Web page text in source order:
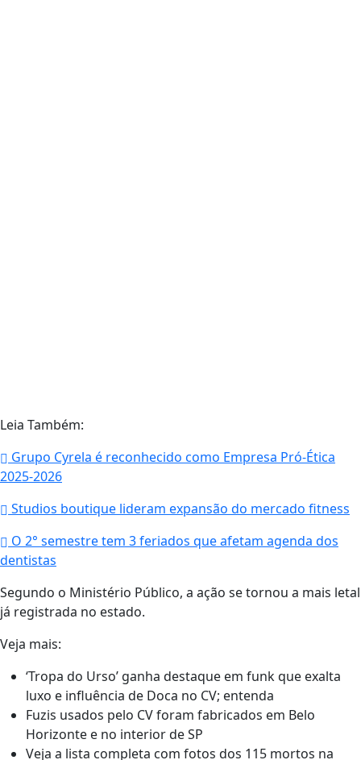
Leia Também:
Grupo Cyrela é reconhecido como Empresa Pró-Ética
2025-2026
Studios boutique lideram expansão do mercado fitness
O 2° semestre tem 3 feriados que afetam agenda dos
dentistas
Segundo o Ministério Público, a ação se tornou a mais letal
já registrada no estado.
Veja mais:
‘Tropa do Urso’ ganha destaque em funk que exalta
luxo e influência de Doca no CV; entenda
Fuzis usados pelo CV foram fabricados em Belo
Horizonte e no interior de SP
Veja a lista completa com fotos dos 115 mortos na